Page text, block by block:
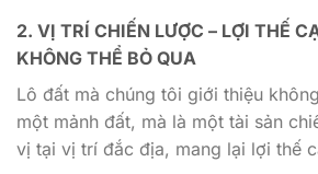
2. VỊ TRÍ CHIẾN LƯỢC – LỢI THẾ
KHÔNG THỂ BỎ QUA
Lô đất mà chúng tôi giới thiệu
một mảnh đất, mà là một tài sản
vị tại vị trí đắc địa, mang lại lợi thế